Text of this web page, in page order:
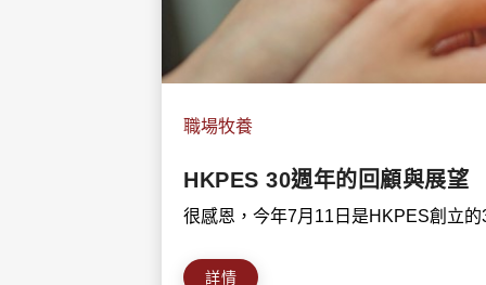
職場牧養
HKPES 30週年的回顧與展望
很感恩，今年7月11日是HKPES創立
詳情